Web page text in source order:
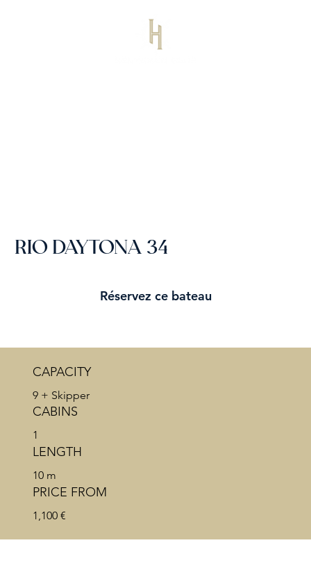
RIO DAYTONA 34
Réservez ce bateau
CAPACITY
9 + Skipper
CABINS
1
LENGTH
10 m
PRICE FROM
1,100 €